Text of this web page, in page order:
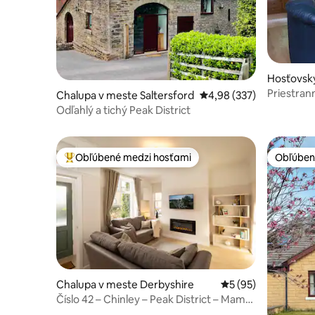
Chalupa v meste Saltersford Priemerné
4,98 (337)
Odľahlý a tichý Peak District
Chinley
Najobľúbenejšie medzi hosťami
Obľúbené medzi hosťami
Chalupa v meste Derbyshire Priemerné
5 (95)
Číslo 42 – Chinley – Peak District – Mam